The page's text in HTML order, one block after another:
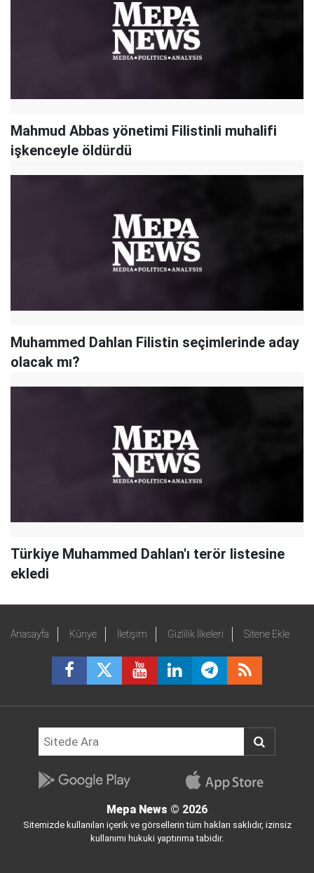
Mahmud Abbas yönetimi Filistinli muhalifi
işkenceyle öldürdü
Muhammed Dahlan Filistin seçimlerinde aday
olacak mı?
Türkiye Muhammed Dahlan'ı terör listesine
ekledi
Anasayfa Künye İletişim Gizlilik İlkeleri Sitene Ekle
Mepa News © 2026
Sitemizde kullanılan içerik ve görsellerin tüm hakları saklıdır, izinsiz
kullanımı hukuki yaptırıma tabidir.